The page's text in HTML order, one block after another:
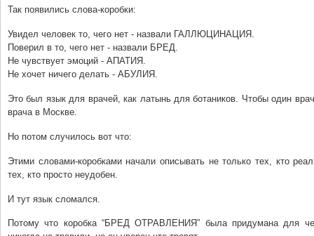
Так появились слова-коробки:
Увидел человек то, чего нет - назвали ГАЛЛЮЦИНАЦИЯ.
Поверил в то, чего нет - назвали БРЕД.
Не чувствует эмоций - АПАТИЯ.
Не хочет ничего делать - АБУЛИЯ.
Это был язык для врачей, как латынь для ботаников. Чтобы один
врача в Москве.
Но потом случилось вот что:
Этими словами-коробками начали описывать не только тех, кто
тех, кто просто неудобен.
И тут язык сломался.
Потому что коробка “БРЕД ОТРАВЛЕНИЯ” была придумана для